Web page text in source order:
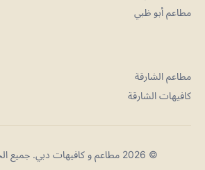
مطاعم أبو ظبي
مطاعم الشارقة
كافيهات الشارقة
© 2026 مطاعم و كافيهات دبي. جميع الحقوق محفوظة.